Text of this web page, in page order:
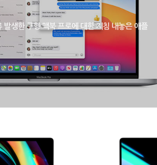
발생한 구형 맥북 프로에 대한 지침 내놓은 애플